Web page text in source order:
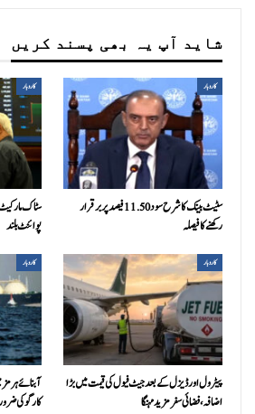
شاید آپ یہ بھی پسند کریں
کاروبار
سٹیٹ بینک کا شرح سود 11.50 فیصد پر برقرار
رکھنے کا فیصلہ
کاروبار
پوائنٹ بلند
کاروبار
پیٹرول اور ڈیزل کے بعد جیٹ فیول کی قیمت میں بڑا
اضافہ، فضائی سفر مزید مہنگا
کاروبار
آبنائے ہرمز
کارگو کی